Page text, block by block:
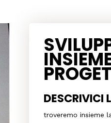
DESCRIVICI
troveremo insieme